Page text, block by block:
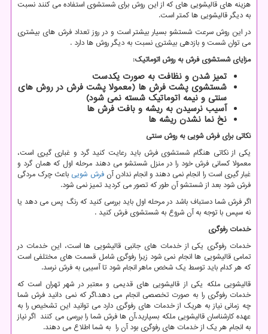
هزینه های قالیشویی های که از این روش برای شستشوی استفاده می کنند نسبت
به دیگر قالیشویی ها کمتر است.
در این روش سرعت شستشو بسیار بیشتر است و در روز تعداد فرش های بیشتری
می توان شست و بازدهی بیشتری نسبت به دیگر روش ها دارد .
مزایای شستشوی فرش به روش اتوماتیک:
تمیز شدن و نظافت به صورت یکدست
شستشوی پشت فرش ها (معمولا پشت فرش در روش های
سنتی و نیمه اتوماتیک شسته نمی شود)
آسیب نرسیدن به ریشه و بافت فرش ها
نخ نما نشدن ریشه ها
نکاتی برای فرش شویی به روش سنتی
یکی از نکاتی هنگام شستشوی فرش باید رعایت کنید گرد و غباری گیری است،
معمولا کسانی فرش خود را در منزل شستشو می دهند مرحله اول که همان گرد و
غبار گیری است را انجام نمی دهند و انجام ندادن آنفرش شویی باعث چرک مردگی
فرش شود بعد از شستشو آن طور که تصور می کردید تمیز نمی شود.
اگر فرش شما دستباف باشد در مرحله اول باید بررسی کنید که رنگ پس می دهد یا
نه سپس با توجه به آن شروع به شستشوی فرش کنید .
خدمات رفوگری
خدمات رفوگری یکی از خدمات های جانبی قالیشویی ها است، این خدمات در
تمامی قالیشویی ها انجام نمی شود زیرا رفوگری شامل قسمت های مختلفی است
که هر کدام باید توسط یک شخص ماهر انجام شود تا آسیبی به فرش نرسد.
قالیشویی ملکه یکی از قالیشویی های قدیمی و معتبر در شهر تهران است که
خدمات رفوگری را به صورت تخصصی انجام می دهد.اگر که نمی دانید فرش شما
چه زمانی نیاز به هریک از خدمات های رفوگری دارد می توانید این تشخیص را به
عهده کارشناسان قالیشویی ملکه بسپارید،آن ها فرش شما را بررسی می کنند اگر نیاز
به انجام هر یک از خدمات های رفوگری بود آن را به شما اطلاع می دهند.